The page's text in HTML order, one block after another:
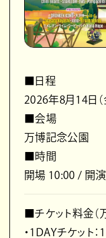
■日程
2026年8月14日（
■会場
万博記念公園
■時間
開場 10:00 / 開
■チケット料金
・1DAYチケット：